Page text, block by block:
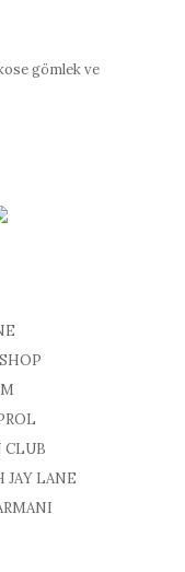
gömlek ve
CLUB
JAY LANE